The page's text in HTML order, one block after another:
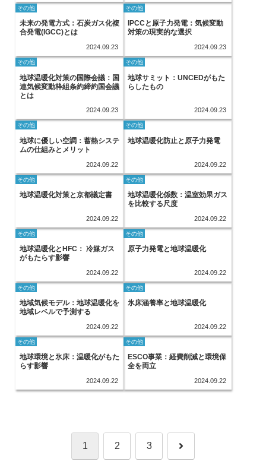
その他
未来の発電方式：石炭ガス化複
合発電(IGCC)とは
2024.09.23
その他
IPCCと原子力発電：気候変動
対策の現実的な選択
2024.09.23
その他
地球温暖化対策の国際会議：国
連気候変動枠組条約締約国会議
とは
2024.09.23
その他
地球サミット：UNCEDがもた
らしたもの
2024.09.23
その他
地球に優しい空調：蓄熱システ
ムの仕組みとメリット
2024.09.22
その他
地球温暖化防止と原子力発電
2024.09.22
その他
地球温暖化対策と京都議定書
2024.09.22
その他
地球温暖化係数：温室効果ガス
を比較する尺度
2024.09.22
その他
地球温暖化とHFC： 冷媒ガス
がもたらす影響
2024.09.22
その他
原子力発電と地球温暖化
2024.09.22
その他
地域気候モデル：地球温暖化を
地域レベルで予測する
2024.09.22
その他
氷床涵養率と地球温暖化
2024.09.22
その他
地球環境と氷床：温暖化がもた
らす影響
2024.09.22
その他
ESCO事業：経費削減と環境保
全を両立
2024.09.22
1 2 3 次